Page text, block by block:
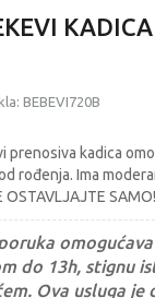
BEBEVI720B
prenosiva kadica
rođenja. Ima
OSTAVLJAJTE
do 13h, stignu
Ova usluga